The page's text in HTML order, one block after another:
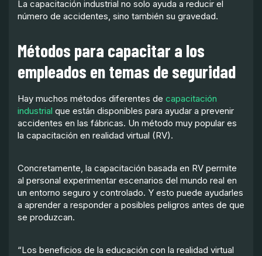
La capacitación industrial no solo ayuda a reducir el
número de accidentes, sino también su gravedad.
Métodos para capacitar a los
empleados en temas de seguridad
Hay muchos métodos diferentes de capacitación
industrial que están disponibles para ayudar a prevenir
accidentes en las fábricas. Un método muy popular es
la capacitación en realidad virtual (RV).
Concretamente, la capacitación basada en RV permite
al personal experimentar escenarios del mundo real en
un entorno seguro y controlado. Y esto puede ayudarles
a aprender a responder a posibles peligros antes de que
se produzcan.
“Los beneficios de la educación con la realidad virtual